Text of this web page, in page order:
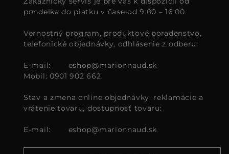
pondelka do piatku v čase od 9:00 – 16:00.
Vernostný program, produktové poradenstvo,
telefonické objednávky, odhlásenie z odberu:
E-mail:
eshop@marionnaud.sk
Mobil: 0901 902 662
Stav a zmena online objednávky, reklamácie a
vrátenie tovaru, dostupnosť tovaru:
E-mail: eshop@marionnaud.sk